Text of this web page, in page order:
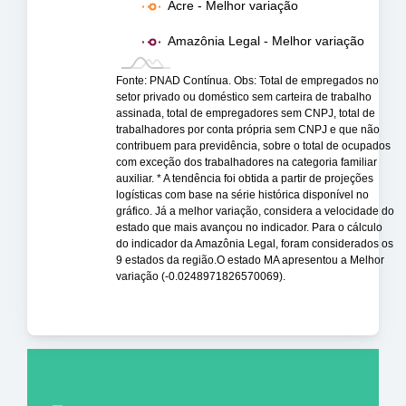
Acre - Melhor variação
Amazônia Legal - Melhor variação
Fonte: PNAD Contínua. Obs: Total de empregados no
setor privado ou doméstico sem carteira de trabalho
assinada, total de empregadores sem CNPJ, total de
trabalhadores por conta própria sem CNPJ e que não
contribuem para previdência, sobre o total de ocupados
com exceção dos trabalhadores na categoria familiar
auxiliar. * A tendência foi obtida a partir de projeções
logísticas com base na série histórica disponível no
gráfico. Já a melhor variação, considera a velocidade do
estado que mais avançou no indicador. Para o cálculo
do indicador da Amazônia Legal, foram considerados os
9 estados da região.O estado MA apresentou a Melhor
variação (-0.0248971826570069).